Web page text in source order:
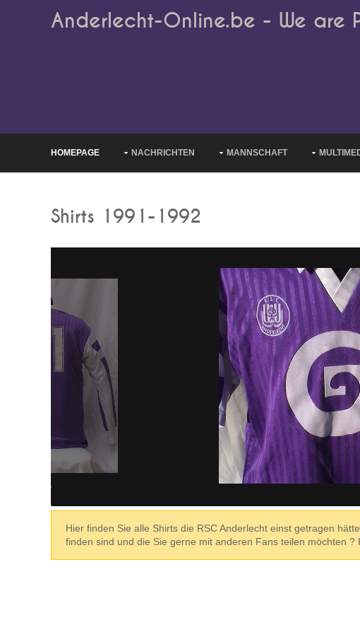
Anderlecht-Online.be - We are
HOMEPAGE NACHRICHTEN MANNSCHAFT
Shirts 1991-1992
Hier finden Sie alle Shirts die RSC Anderlecht einst getragen
finden sind und die Sie gerne mit anderen Fans teilen möchten ?